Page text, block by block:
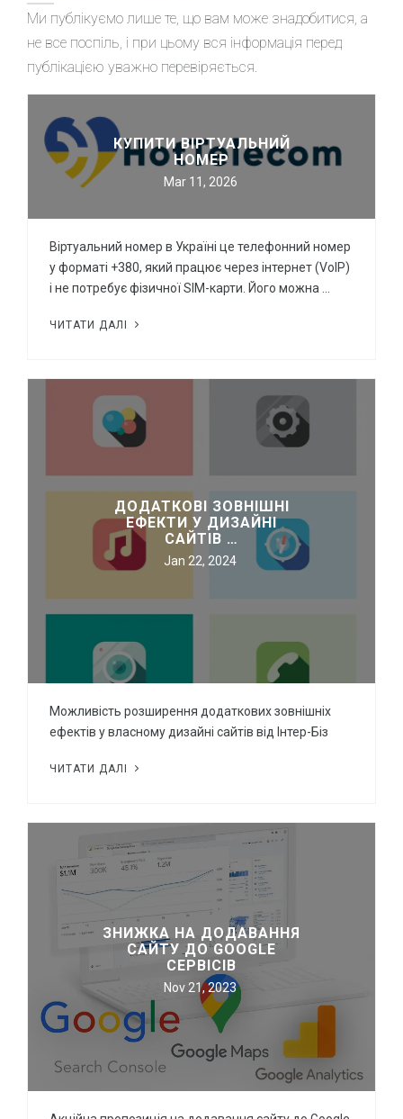
Ми публікуємо лише те, що вам може знадобитися, а
не все поспіль, і при цьому вся інформація перед
публікацією уважно перевіряється.
КУПИТИ ВІРТУАЛЬНИЙ
НОМЕР
Mar 11, 2026
Віртуальний номер в Україні це телефонний номер
у форматі +380, який працює через інтернет (VoIP)
і не потребує фізичної SIM-карти. Його можна …
ЧИТАТИ ДАЛІ
ДОДАТКОВІ ЗОВНІШНІ
ЕФЕКТИ У ДИЗАЙНІ
САЙТІВ …
Jan 22, 2024
Можливість розширення додаткових зовнішніх
ефектів у власному дизайні сайтів від Інтер-Біз
ЧИТАТИ ДАЛІ
ЗНИЖКА НА ДОДАВАННЯ
САЙТУ ДО GOOGLE
СЕРВІСІВ
Nov 21, 2023